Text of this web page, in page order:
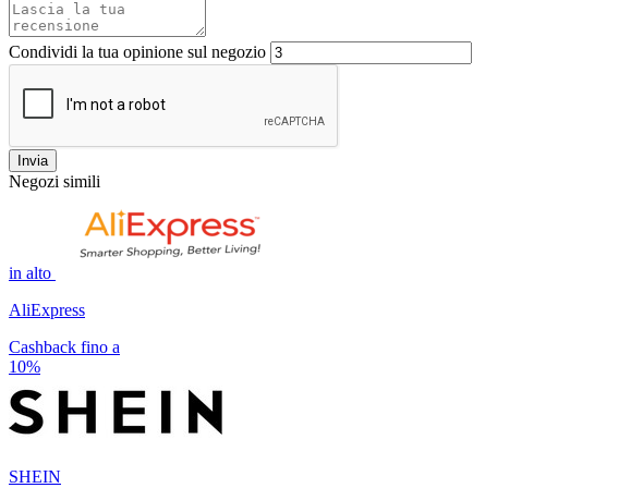
Condividi la tua opinione sul negozio
Invia
Negozi simili
in alto
AliExpress
Cashback fino a
10%
SHEIN